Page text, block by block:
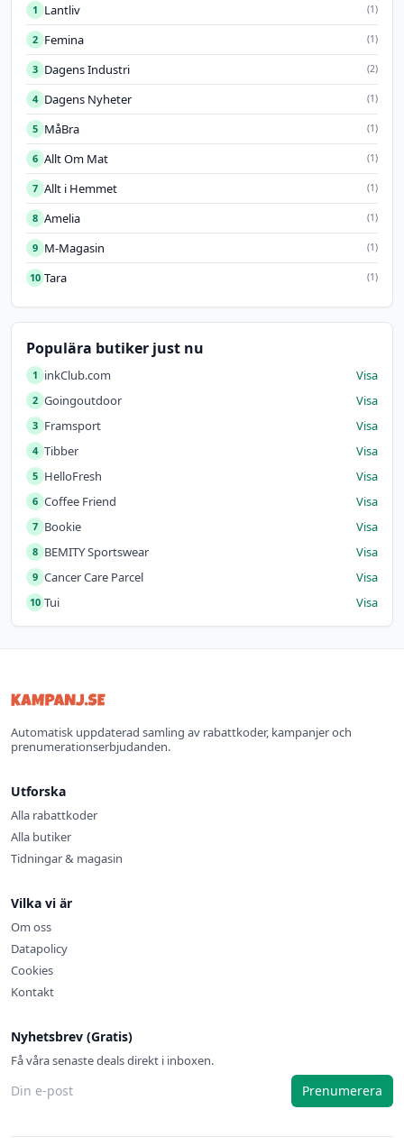
1 Lantliv (1)
2 Femina (1)
3 Dagens Industri (2)
4 Dagens Nyheter (1)
5 MåBra (1)
6 Allt Om Mat (1)
7 Allt i Hemmet (1)
8 Amelia (1)
9 M-Magasin (1)
10 Tara (1)
Populära butiker just nu
1 inkClub.com Visa
2 Goingoutdoor Visa
3 Framsport Visa
4 Tibber Visa
5 HelloFresh Visa
6 Coffee Friend Visa
7 Bookie Visa
8 BEMITY Sportswear Visa
9 Cancer Care Parcel Visa
10 Tui Visa
Automatisk uppdaterad samling av rabattkoder, kampanjer och
prenumerationserbjudanden.
Utforska
Alla rabattkoder
Alla butiker
Tidningar & magasin
Vilka vi är
Om oss
Datapolicy
Cookies
Kontakt
Nyhetsbrev (Gratis)
Få våra senaste deals direkt i inboxen.
Prenumerera